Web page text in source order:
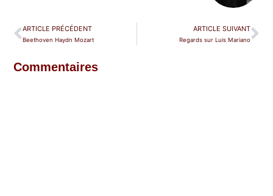
ARTICLE PRÉCÉDENT
Beethoven Haydn Mozart
ARTICLE SUIVANT
Regards sur Luis Mariano
Commentaires